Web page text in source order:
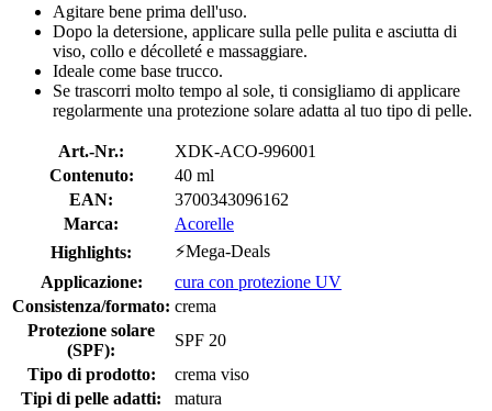
Agitare bene prima dell'uso.
Dopo la detersione, applicare sulla pelle pulita e asciutta di
viso, collo e décolleté e massaggiare.
Ideale come base trucco.
Se trascorri molto tempo al sole, ti consigliamo di applicare
regolarmente una protezione solare adatta al tuo tipo di pelle.
Art.-Nr.:
XDK-ACO-996001
Contenuto:
40 ml
EAN:
3700343096162
Marca:
Acorelle
Highlights:
⚡Mega-Deals
Applicazione:
cura con protezione UV
Consistenza/formato: crema
Protezione solare
(SPF):
SPF 20
Tipo di prodotto:
crema viso
Tipi di pelle adatti:
matura